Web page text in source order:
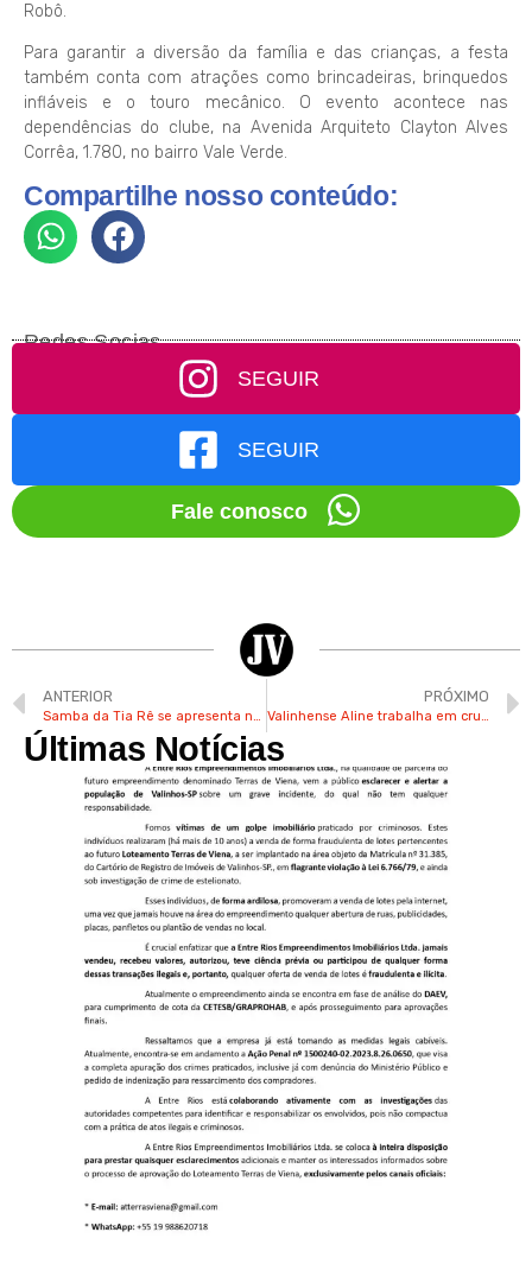
Robô.
Para garantir a diversão da família e das crianças, a festa
também conta com atrações como brincadeiras, brinquedos
infláveis e o touro mecânico. O evento acontece nas
dependências do clube, na Avenida Arquiteto Clayton Alves
Corrêa, 1.780, no bairro Vale Verde.
Compartilhe nosso conteúdo:
Redes Socias
SEGUIR
SEGUIR
Fale conosco
ANTERIOR
Samba da Tia Rê se apresenta na Festa Julina de Valinhos neste sábado
PRÓXIMO
Valinhense Aline trabalha em cruzeiro e já visitou 40 países
Últimas Notícias